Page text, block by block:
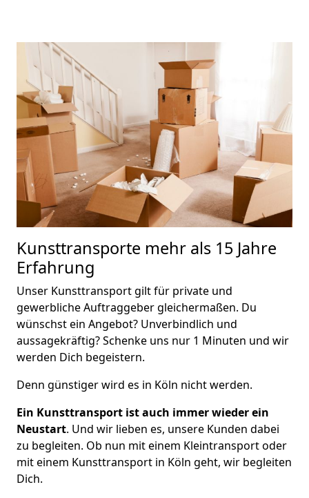
Kunsttransporte mehr als 15 Jahre
Erfahrung
Unser Kunsttransport gilt für private und
gewerbliche Auftraggeber gleichermaßen. Du
wünschst ein Angebot? Unverbindlich und
aussagekräftig? Schenke uns nur 1 Minuten und wir
werden Dich begeistern.
Denn günstiger wird es in Köln nicht werden.
Ein Kunsttransport ist auch immer wieder ein
Neustart. Und wir lieben es, unsere Kunden dabei
zu begleiten. Ob nun mit einem Kleintransport oder
mit einem Kunsttransport in Köln geht, wir begleiten
Dich.